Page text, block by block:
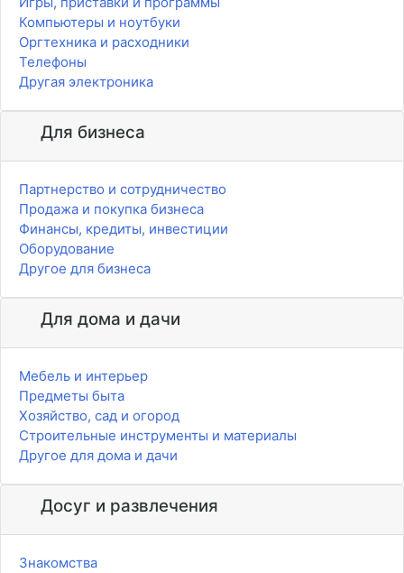
Компьютеры и ноутбуки
Оргтехника и расходники
Телефоны
Другая электроника
Для бизнеса
Партнерство и сотрудничество
Продажа и покупка бизнеса
Финансы, кредиты, инвестиции
Оборудование
Другое для бизнеса
Для дома и дачи
Мебель и интерьер
Предметы быта
Хозяйство, сад и огород
Строительные инструменты и материалы
Другое для дома и дачи
Досуг и развлечения
Знакомства